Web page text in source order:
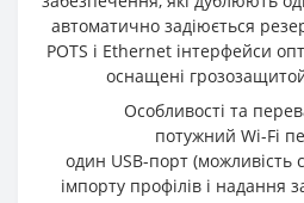
автоматично задіюється
POTS і Ethernet інтерфейси
оснащені
Особливості та
потужний Wi-Fi
один USB-порт (можливість
імпорту профілів і надання